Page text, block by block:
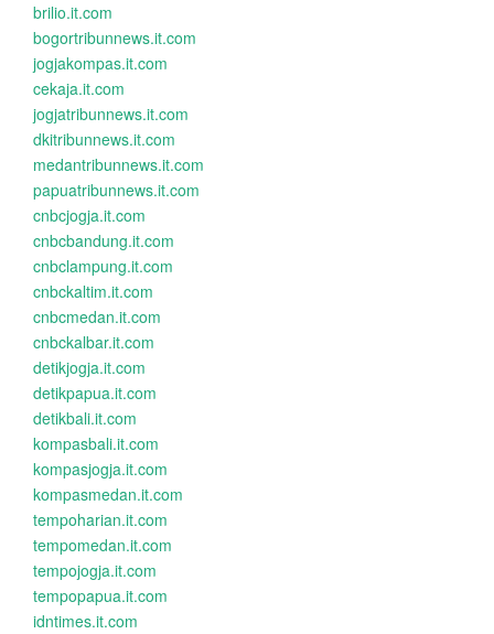
brilio.it.com
bogortribunnews.it.com
jogjakompas.it.com
cekaja.it.com
jogjatribunnews.it.com
dkitribunnews.it.com
medantribunnews.it.com
papuatribunnews.it.com
cnbcjogja.it.com
cnbcbandung.it.com
cnbclampung.it.com
cnbckaltim.it.com
cnbcmedan.it.com
cnbckalbar.it.com
detikjogja.it.com
detikpapua.it.com
detikbali.it.com
kompasbali.it.com
kompasjogja.it.com
kompasmedan.it.com
tempoharian.it.com
tempomedan.it.com
tempojogja.it.com
tempopapua.it.com
idntimes.it.com